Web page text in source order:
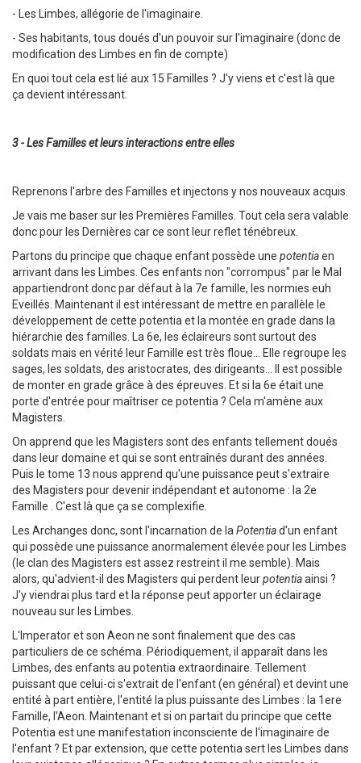
- Les Limbes, allégorie de l'imaginaire.
- Ses habitants, tous doués d'un pouvoir sur l'imaginaire (donc de
modification des Limbes en fin de compte)
En quoi tout cela est lié aux 15 Familles ? J'y viens et c'est là que
ça devient intéressant.
3 - Les Familles et leurs interactions entre elles
Reprenons l'arbre des Familles et injectons y nos nouveaux acquis.
Je vais me baser sur les Premières Familles. Tout cela sera valable
donc pour les Dernières car ce sont leur reflet ténébreux.
Partons du principe que chaque enfant possède une potentiaen
arrivant dans les Limbes. Ces enfants non "corrompus" par le Mal
appartiendront donc par défaut à la 7e famille, les normies euh
Eveillés. Maintenant il est intéressant de mettre en parallèle le
développement de cette potentia et la montée en grade dans la
hiérarchie des familles. La 6e, les éclaireurs sont surtout des
soldats mais en vérité leur Famille est très floue... Elle regroupe les
sages, les soldats, des aristocrates, des dirigeants... Il est possible
de monter en grade grâce à des épreuves. Et si la 6e était une
porte d'entrée pour maîtriser ce potentia ? Cela m'amène aux
Magisters.
On apprend que les Magisters sont des enfants tellement doués
dans leur domaine et qui se sont entraînés durant des années.
Puis le tome 13 nous apprend qu'une puissance peut s'extraire
des Magisters pour devenir indépendant et autonome : la 2e
Famille . C'est là que ça se complexifie.
Les Archanges donc, sont l'incarnation de laPotentiad'un enfant
qui possède une puissance anormalement élevée pour les Limbes
(le clan des Magisters est assez restreint il me semble). Mais
alors, qu'advient-il des Magisters qui perdent leurpotentiaainsi ?
J'y viendrai plus tard et la réponse peut apporter un éclairage
nouveau sur les Limbes.
L'Imperator et son Aeon ne sont finalement que des cas
particuliers de ce schéma. Périodiquement, il apparaît dans les
Limbes, des enfants au potentia extraordinaire. Tellement
puissant que celui-ci s'extrait de l'enfant (en général) et devint une
entité à part entière, l'entité la plus puissante des Limbes : la 1ere
Famille, l'Aeon. Maintenant et si on partait du principe que cette
Potentia est une manifestation inconsciente de l'imaginaire de
l'enfant ? Et par extension, que cette potentia sert les Limbes dans